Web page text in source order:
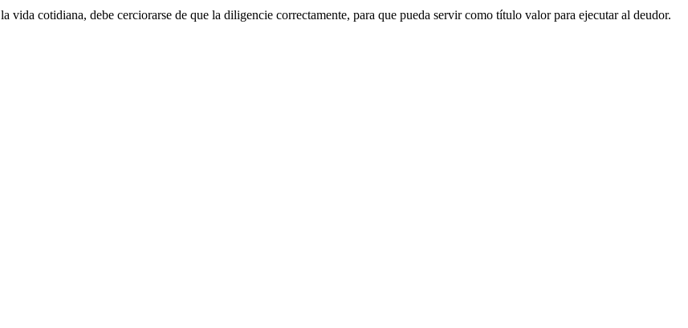
vida cotidiana, debe cerciorarse de que la diligencie correctamente, para que pueda servir como título valor para ejecutar al deudor.